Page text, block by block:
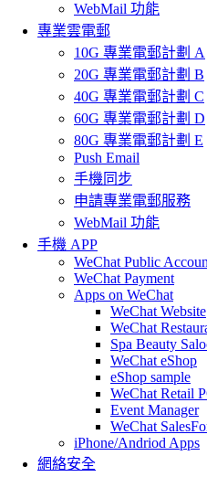
WebMail 功能
專業雲電郵
10G 專業電郵計劃 A
20G 專業電郵計劃 B
40G 專業電郵計劃 C
60G 專業電郵計劃 D
80G 專業電郵計劃 E
Push Email
手機同步
申請專業電郵服務
WebMail 功能
手機 APP
WeChat Public
WeChat Payment
Apps on WeChat
WeChat Website
WeChat
Spa Beauty
WeChat eShop
eShop sample
WeChat Retail
Event Manager
WeChat
iPhone/Andriod Apps
網絡安全